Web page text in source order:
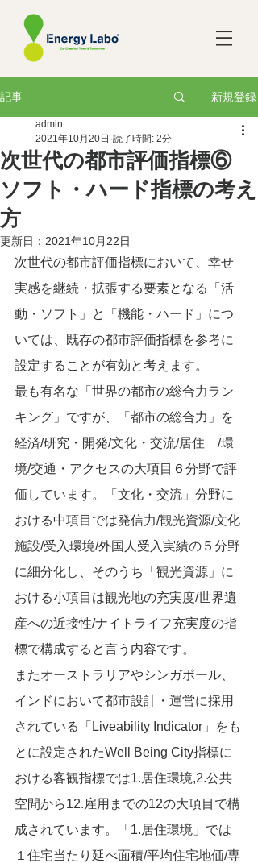
記事 新規登録
次世代の都市評価指標⑥
ソフト・ハード指標の考え
方
admin
2021年10月20日 読了時間: 2分
更新日： 2021年10月22日
次世代の都市評価指標において、幸せ
実感を継続・拡張する要素となる「活
動・ソフト」と「機能・ハード」につ
いては、既存の都市評価指標を参考に
設定することが有効と考えます。
最も有名な「世界の都市の総合力ラン
キング」ですが、「都市の総合力」を
経済/研究・開発/文化・交流/居住　/環
境/交通・アクセスの大項目６分野で評
価しています。「文化・交流」分野に
おける中項目では発信力/観光資源/文化
施設/受入環境/外国人受入実績の５分野
に細分化し、そのうち「観光資源」に
おける小項目は観光地の充実度/世界遺
産への近接性/ナイトライフ充実度の指
標で構成すると言う内容です。
またオーストラリアやシンガポール、
インドにおいて都市設計・運営に採用
されている「Liveability Indicator」をも
とに設定されたWell Being City指標に
おける客観指標では1.居住環境,2.公共
空間から12.雇用までの12の大項目で構
成されています。「1.居住環境」では
１住宅当たり延べ面積/平均住宅地価/専